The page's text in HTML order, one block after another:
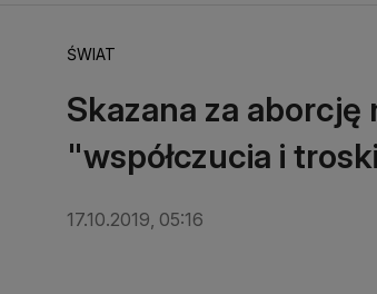
ŚWIAT
Skazana za aborcję
"współczucia i
17.10.2019, 05:16